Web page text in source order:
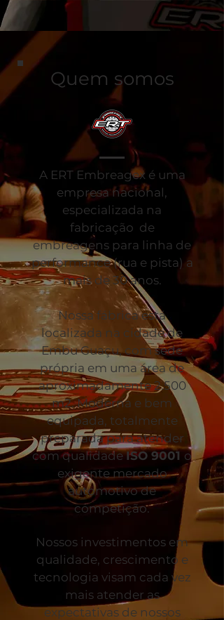
Quem somos
A ERT Embreagex é uma
empresa nacional,
especializada na
fabricação de
embreagens para linha de
performance (rua e pista) a
mais de 30 anos.
Nossa fábrica está
localizada na cidade de
Embu Guaçu, com sede
própria em uma área de
aproximadamente 2.500
m2. Moderna e bem
equipada, totalmente
preparada para atender
com qualidadeISO 9001 o
exigente mercado
automotivo de
competição.
Nossos investimentos em
qualidade, crescimento e
tecnologia visam cada vez
mais atender as
expectativas de nossos